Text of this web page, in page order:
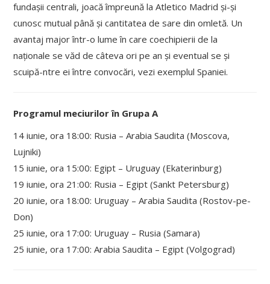
fundașii centrali, joacă împreună la Atletico Madrid și-și
cunosc mutual până și cantitatea de sare din omletă. Un
avantaj major într-o lume în care coechipierii de la
naționale se văd de câteva ori pe an și eventual se și
scuipă-ntre ei între convocări, vezi exemplul Spaniei.
Programul meciurilor în Grupa A
14 iunie, ora 18:00: Rusia – Arabia Saudita (Moscova,
Lujniki)
15 iunie, ora 15:00: Egipt – Uruguay (Ekaterinburg)
19 iunie, ora 21:00: Rusia – Egipt (Sankt Petersburg)
20 iunie, ora 18:00: Uruguay – Arabia Saudita (Rostov-pe-
Don)
25 iunie, ora 17:00: Uruguay – Rusia (Samara)
25 iunie, ora 17:00: Arabia Saudita – Egipt (Volgograd)